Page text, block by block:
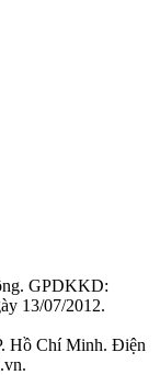
GPDKKD:
13/07/2012.
Hồ Chí Minh. Điện